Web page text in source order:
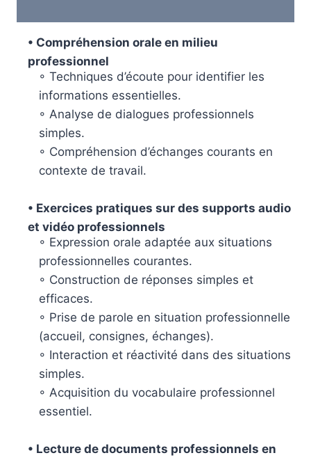
• Compréhension orale en milieu
professionnel
◦ Techniques d’écoute pour identifier les
informations essentielles.
◦ Analyse de dialogues professionnels
simples.
◦ Compréhension d’échanges courants en
contexte de travail.
• Exercices pratiques sur des supports audio
et vidéo professionnels
◦ Expression orale adaptée aux situations
professionnelles courantes.
◦ Construction de réponses simples et
efficaces.
◦ Prise de parole en situation professionnelle
(accueil, consignes, échanges).
◦ Interaction et réactivité dans des situations
simples.
◦ Acquisition du vocabulaire professionnel
essentiel.
• Lecture de documents professionnels en